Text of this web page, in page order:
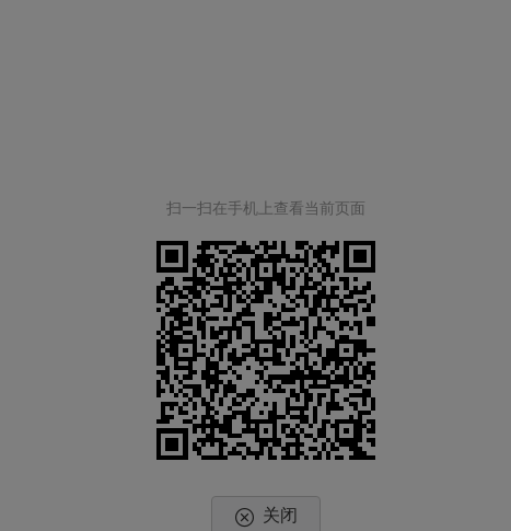
扫一扫在手机上查看当前页面
关闭